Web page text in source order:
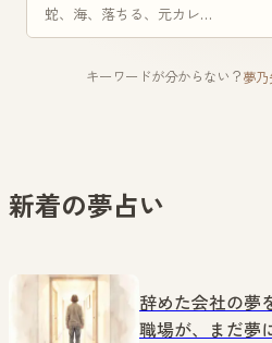
キーワードが分からない？夢
新着の夢占い
辞めた会社の
職場が、まだ夢